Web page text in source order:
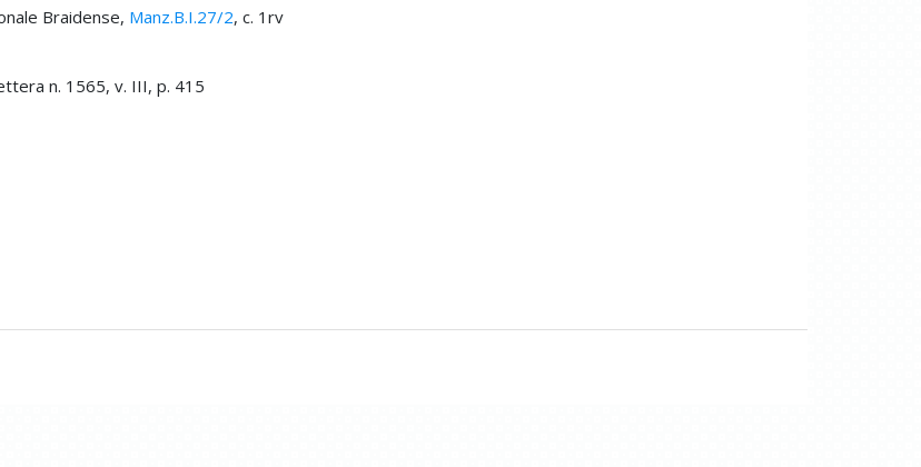
Braidense, Manz.B.I.27/2, c. 1rv
n. 1565, v. III, p. 415